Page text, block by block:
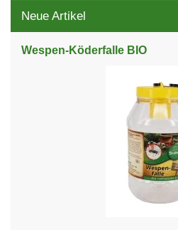
Neue Artikel
Wespen-Köderfalle BIO